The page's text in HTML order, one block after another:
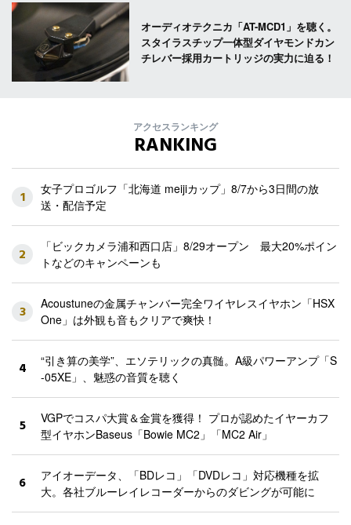
オーディオテクニカ「AT-MCD1」を聴く。
スタイラスチップ一体型ダイヤモンドカン
チレバー採用カートリッジの実力に迫る！
アクセスランキング
RANKING
1
女子プロゴルフ「北海道 meijiカップ」8/7から3日間の放
送・配信予定
2
「ビックカメラ浦和西口店」8/29オープン 最大20%ポイン
トなどのキャンペーンも
3
Acoustuneの金属チャンバー完全ワイヤレスイヤホン「HSX
One」は外観も音もクリアで爽快！
4
“引き算の美学”、エソテリックの真髄。A級パワーアンプ「S
-05XE」、魅惑の音質を聴く
5
VGPでコスパ大賞＆金賞を獲得！ プロが認めたイヤーカフ
型イヤホンBaseus「Bowie MC2」「MC2 Air」
6
アイオーデータ、「BDレコ」「DVDレコ」対応機種を拡
大。各社ブルーレイレコーダーからのダビングが可能に